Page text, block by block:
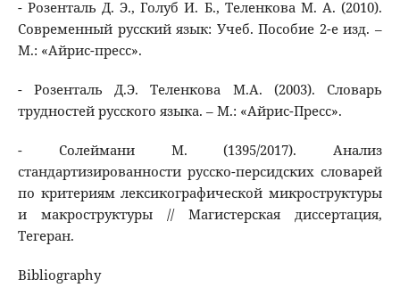
- Розенталь Д. Э., Голуб И. Б., Теленкова М. А. (2010).
Современный русский язык: Учеб. Пособие 2-е изд. –
М.: «Айрис-пресс».
- Розенталь Д.Э. Теленкова М.А. (2003). Словарь
трудностей русского языка. – М.: «Айрис-Пресс».
- Солеймани М. (1395/2017). Анализ
стандартизированности русско-персидских словарей
по критериям лексикографической микроструктуры
и макроструктуры // Магистерская диссертация,
Тегеран.
Bibliography